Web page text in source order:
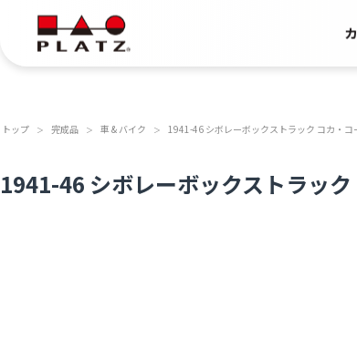
トップ ＞ 完成品 ＞ 車 & バイク ＞ 1941-46 シボレーボックストラック コカ・
1941-46 シボレーボックストラッ